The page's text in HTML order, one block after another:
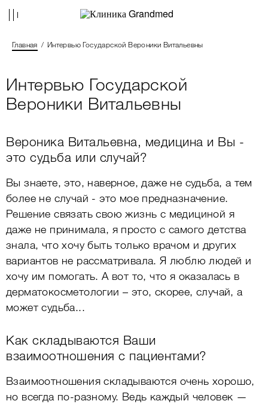
Главная Интервью Государской Вероники Витальевны
Интервью Государской
Вероники Витальевны
Вероника Витальевна, медицина и Вы -
это судьба или случай?
Вы знаете, это, наверное, даже не судьба, а тем
более не случай - это мое предназначение.
Решение связать свою жизнь с медициной я
даже не принимала, я просто с самого детства
знала, что хочу быть только врачом и других
вариантов не рассматривала. Я люблю людей и
хочу им помогать. А вот то, что я оказалась в
дерматокосметологии – это, скорее, случай, а
может судьба...
Как складываются Ваши
взаимоотношения с пациентами?
Взаимоотношения складываются очень хорошо,
но всегда по-разному. Ведь каждый человек —